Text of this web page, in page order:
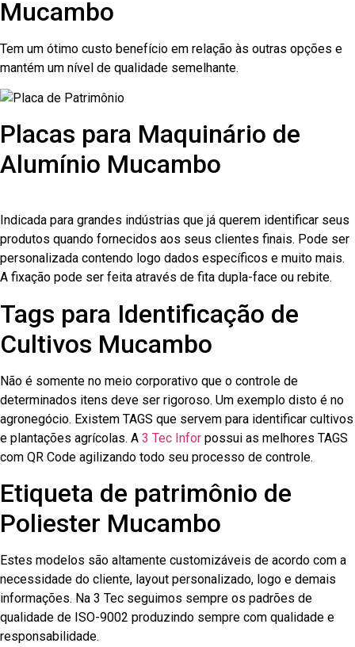
Mucambo
Tem um ótimo custo benefício em relação às outras opções e
mantém um nível de qualidade semelhante.
Placas para Maquinário de
Alumínio Mucambo
Indicada para grandes indústrias que já querem identificar seus
produtos quando fornecidos aos seus clientes finais. Pode ser
personalizada contendo logo dados específicos e muito mais.
A fixação pode ser feita através de fita dupla-face ou rebite.
Tags para Identificação de
Cultivos Mucambo
Não é somente no meio corporativo que o controle de
determinados itens deve ser rigoroso. Um exemplo disto é no
agronegócio. Existem TAGS que servem para identificar cultivos
e plantações agrícolas. A 3 Tec Infor possui as melhores TAGS
com QR Code agilizando todo seu processo de controle.
Etiqueta de patrimônio de
Poliester Mucambo
Estes modelos são altamente customizáveis de acordo com a
necessidade do cliente, layout personalizado, logo e demais
informações. Na 3 Tec seguimos sempre os padrões de
qualidade de ISO-9002 produzindo sempre com qualidade e
responsabilidade.